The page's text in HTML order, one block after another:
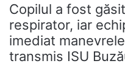
Copilul a fost
respirator, iar
imediat
transmis ISU